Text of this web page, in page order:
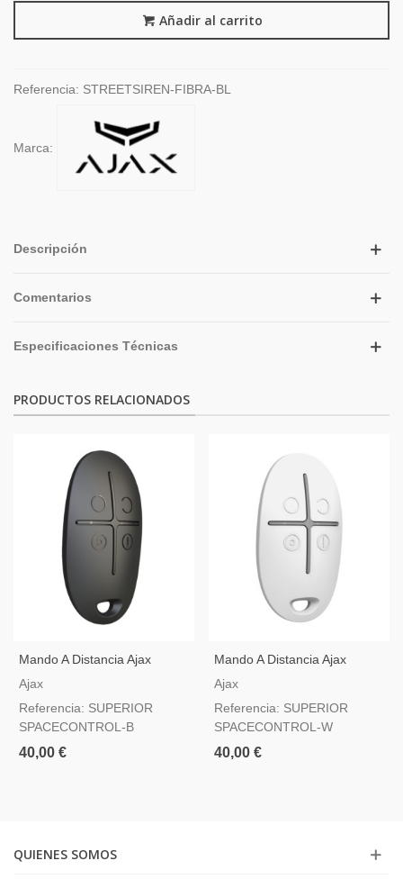
Añadir al carrito
Referencia: STREETSIREN-FIBRA-BL
Marca:
Descripción
Comentarios
Especificaciones Técnicas
PRODUCTOS RELACIONADOS
Mando A Distancia Ajax
Superior SpaceControl
Pánico Grado 2
Ajax
Referencia: SUPERIOR
SPACECONTROL-B
40,00 €
Mando A Distancia Ajax
Superior SpaceControl
Pánico Grado 2
Ajax
Referencia: SUPERIOR
SPACECONTROL-W
40,00 €
QUIENES SOMOS